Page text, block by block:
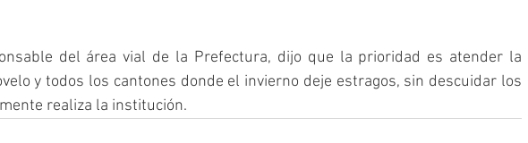
del área vial de la Prefectura, dijo que la prioridad es atender la
y todos los cantones donde el invierno deje estragos, sin descuidar los
realiza la institución.